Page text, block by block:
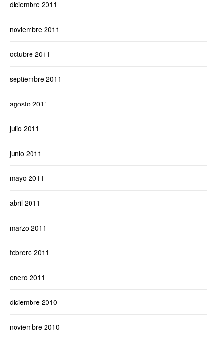
diciembre 2011
noviembre 2011
octubre 2011
septiembre 2011
agosto 2011
julio 2011
junio 2011
mayo 2011
abril 2011
marzo 2011
febrero 2011
enero 2011
diciembre 2010
noviembre 2010